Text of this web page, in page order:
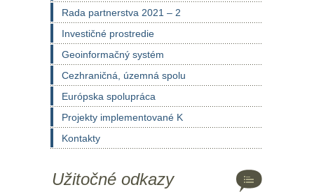
Rada partnerstva 2021 – 2
Investičné prostredie
Geoinformačný systém
Cezhraničná, územná spolu
Európska spolupráca
Projekty implementované K
Kontakty
Užitočné odkazy